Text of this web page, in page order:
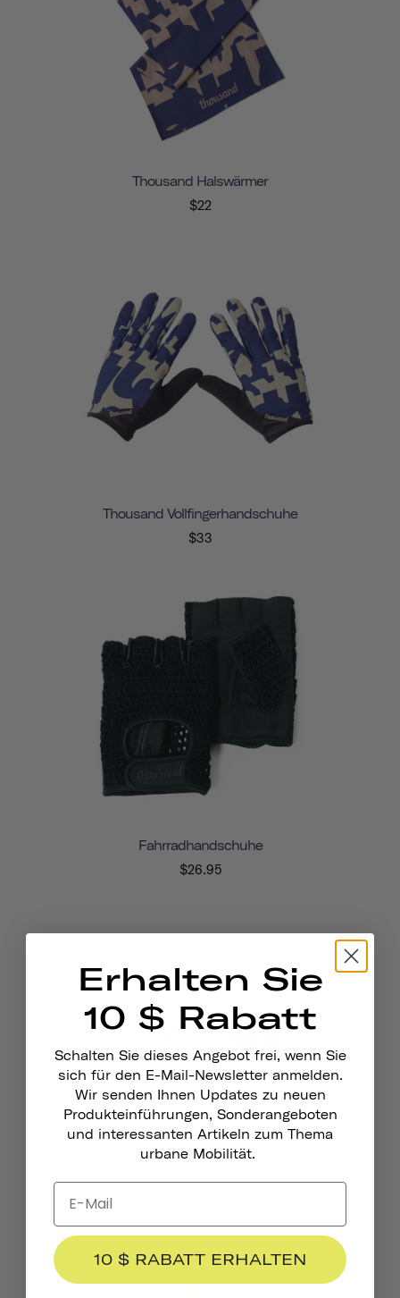
Thousand Halswärmer
$22
Thousand Vollfingerhandschuhe
$33
Fahrradhandschuhe
$26.95
Pennant Fahrradklingel
Erhalten Sie
10 $ Rabatt
Schalten Sie dieses Angebot frei, wenn Sie
sich für den E-Mail-Newsletter anmelden.
Wir senden Ihnen Updates zu neuen
Produkteinführungen, Sonderangeboten
und interessanten Artikeln zum Thema
urbane Mobilität.
10 $ RABATT ERHALTEN